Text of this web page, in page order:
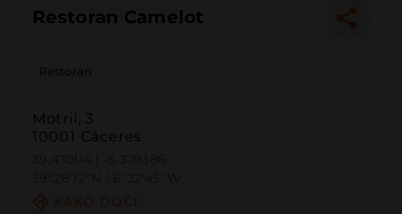
Restoran Camelot
Restoran
Motril, 3
10001 Cáceres